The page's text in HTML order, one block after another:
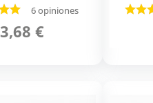
6 opiniones
3,68 €